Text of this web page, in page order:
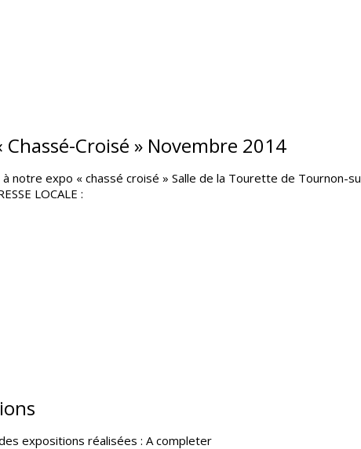
Chassé-Croisé » Novembre 2014
à notre expo « chassé croisé » Salle de la Tourette de
LOCALE :
expositions réalisées : A completer